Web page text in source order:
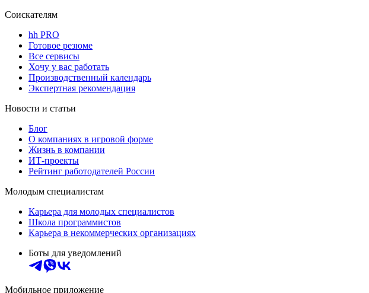
Соискателям
hh PRO
Готовое резюме
Все сервисы
Хочу у вас работать
Производственный календарь
Экспертная рекомендация
Новости и статьи
Блог
О компаниях в игровой форме
Жизнь в компании
ИТ-проекты
Рейтинг работодателей России
Молодым специалистам
Карьера для молодых специалистов
Школа программистов
Карьера в некоммерческих организациях
Боты для уведомлений
Мобильное приложение